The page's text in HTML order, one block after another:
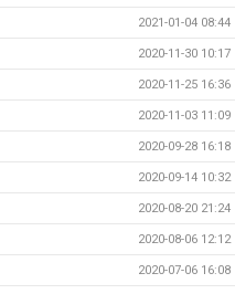
2021-01-04 08:44
2020-11-30 10:17
2020-11-25 16:36
2020-11-03 11:09
2020-09-28 16:18
2020-09-14 10:32
2020-08-20 21:24
2020-08-06 12:12
2020-07-06 16:08